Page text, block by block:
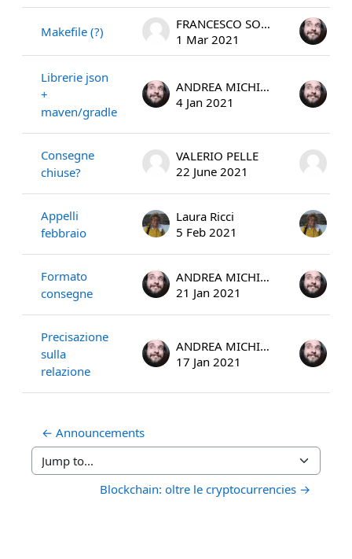
Makefile (?)
FRANCESCO SOLINAS
1 Mar 2021
Librerie json
+
maven/gradle
ANDREA MICHIENZI
4 Jan 2021
Consegne
chiuse?
VALERIO PELLE
22 June 2021
Appelli
febbraio
Laura Ricci
5 Feb 2021
Formato
consegne
ANDREA MICHIENZI
21 Jan 2021
Precisazione
sulla
relazione
ANDREA MICHIENZI
17 Jan 2021
← Announcements
Jump to...
Blockchain: oltre le cryptocurrencies →